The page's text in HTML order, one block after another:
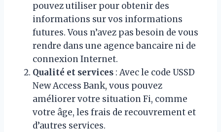
pouvez utiliser pour obtenir des
informations sur vos informations
futures. Vous n’avez pas besoin de vous
rendre dans une agence bancaire ni de
connexion Internet.
Qualité et services : Avec le code USSD
New Access Bank, vous pouvez
améliorer votre situation Fi, comme
votre âge, les frais de recouvrement et
d’autres services.